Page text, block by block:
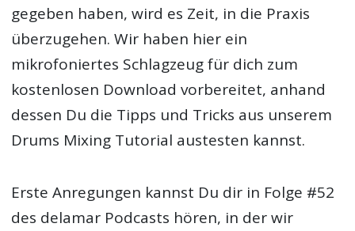
gegeben haben, wird es Zeit, in die Praxis
überzugehen. Wir haben hier ein
mikrofoniertes Schlagzeug für dich zum
kostenlosen Download vorbereitet, anhand
dessen Du die Tipps und Tricks aus unserem
Drums Mixing Tutorial austesten kannst.
Erste Anregungen kannst Du dir in Folge #52
des delamar Podcasts hören, in der wir